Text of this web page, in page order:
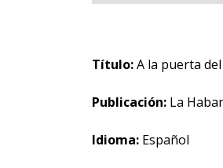
Título:A la puerta
Publicación: La
Idioma: Español